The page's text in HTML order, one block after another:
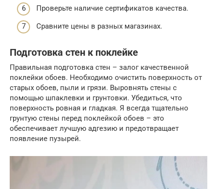
Проверьте наличие сертификатов качества.
Сравните цены в разных магазинах.
Подготовка стен к поклейке
Правильная подготовка стен – залог качественной
поклейки обоев. Необходимо очистить поверхность от
старых обоев, пыли и грязи. Выровнять стены с
помощью шпаклевки и грунтовки. Убедиться, что
поверхность ровная и гладкая. Я всегда тщательно
грунтую стены перед поклейкой обоев – это
обеспечивает лучшую адгезию и предотвращает
появление пузырей.